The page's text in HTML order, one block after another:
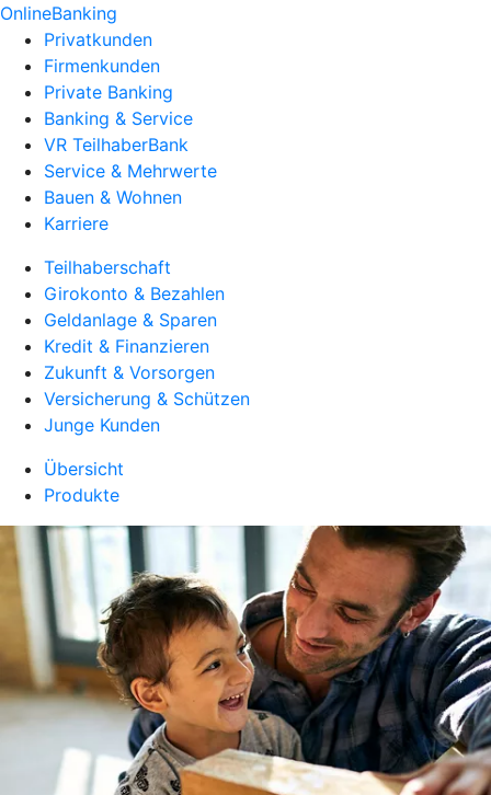
OnlineBanking
Privatkunden
Firmenkunden
Private Banking
Banking & Service
VR TeilhaberBank
Service & Mehrwerte
Bauen & Wohnen
Karriere
Teilhaberschaft
Girokonto & Bezahlen
Geldanlage & Sparen
Kredit & Finanzieren
Zukunft & Vorsorgen
Versicherung & Schützen
Junge Kunden
Übersicht
Produkte